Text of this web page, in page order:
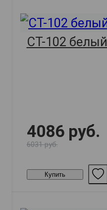
СТ-102 белый
4086 руб.
6031 руб.
Купить